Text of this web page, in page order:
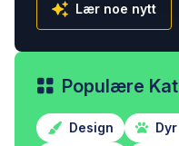
Lær noe nytt
Populære
Design